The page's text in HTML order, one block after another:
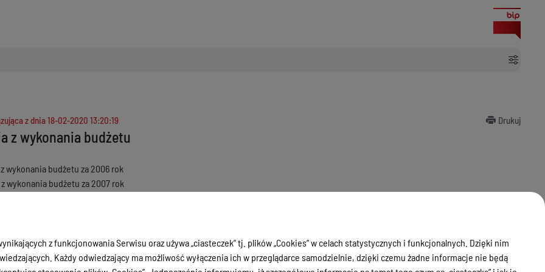
z dnia18-02-2020 13:20:19 Drukuj
z wykonania budżetu
wykonania budżetu za 2006 rok
wykonania budżetu za 2007 rok
wykonania budżetu za 2011 rok
wykonania budżetu za 2012 rok
z funkcjonowania Serwisu oraz używa „ciasteczek” tj. plików „Cookies” w celach statystycznych i funkcjonalnych. Dzięki nim
Każdy odwiedzający ma możliwość wyłączenia ich w przeglądarce samodzielnie, dzięki czemu żadne informacje nie będą